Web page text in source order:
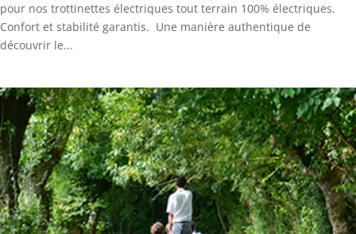
pour nos trottinettes électriques tout terrain 100% électriques.
Confort et stabilité garantis. Une manière authentique de
découvrir le...